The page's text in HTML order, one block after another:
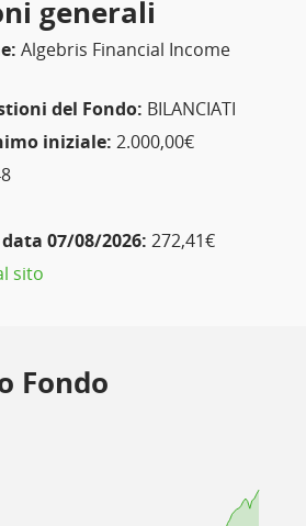
generali
Algebris Financial Income
del Fondo: BILANCIATI
iniziale: 2.000,00€
07/08/2026: 272,41€
sito
Fondo